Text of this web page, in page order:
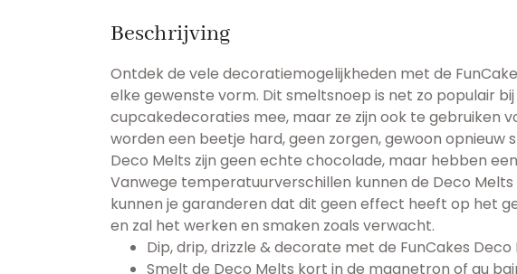
Beschrijving
Ontdek de vele decoratiemogelijkheden met de
elke gewenste vorm. Dit smeltsnoep is net zo populair
cupcakedecoraties mee, maar ze zijn ook te gebruiken
worden een beetje hard, geen zorgen, gewoon opnieuw
Deco Melts zijn geen echte chocolade, maar hebben
Vanwege temperatuurverschillen kunnen de Deco
kunnen je garanderen dat dit geen effect heeft op het
en zal het werken en smaken zoals verwacht.
Dip, drip, drizzle & decorate met de FunCakes Deco
Smelt de Deco Melts kort in de magnetron of au